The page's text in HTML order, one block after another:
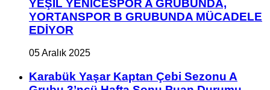
YEŞİL YENİCESPOR A GRUBUNDA,
YORTANSPOR B GRUBUNDA MÜCADELE
EDİYOR
05 Aralık 2025
Karabük Yaşar Kaptan Çebi Sezonu A